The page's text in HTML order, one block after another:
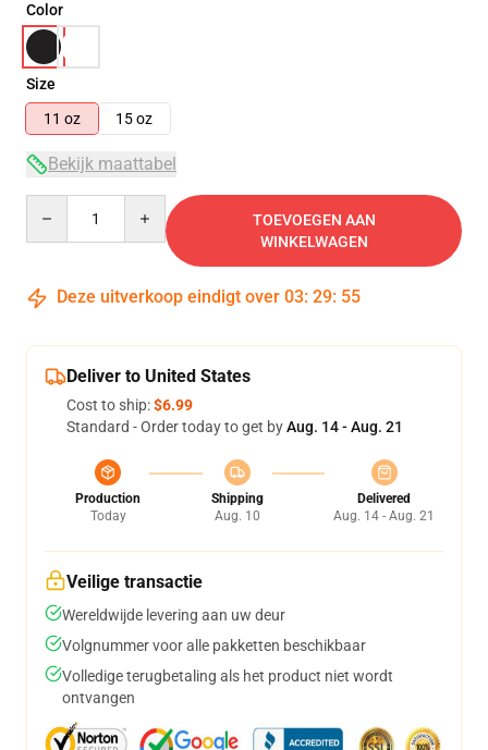
Color
Size
11 oz
15 oz
Bekijk maattabel
TOEVOEGEN AAN
WINKELWAGEN
Deze uitverkoop eindigt over 03: 29: 54
Deliver to United States
Cost to ship:$6.99
Standard - Order today to get byAug. 14 - Aug. 21
Production
Today
Shipping
Aug. 10
Delivered
Aug. 14 - Aug. 21
Veilige transactie
Wereldwijde levering aan uw deur
Volgnummer voor alle pakketten beschikbaar
Volledige terugbetaling als het product niet wordt
ontvangen